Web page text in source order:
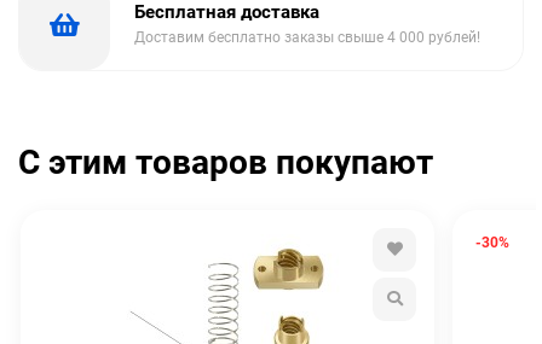
Бесплатная доставка
Доставим бесплатно заказы свыше 4 000 рублей!
С этим товаров покупают
-30%